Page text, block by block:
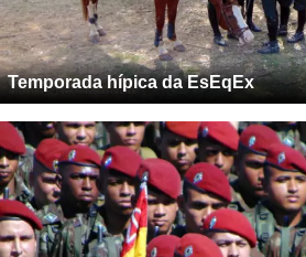
Temporada hípica da EsEqEx